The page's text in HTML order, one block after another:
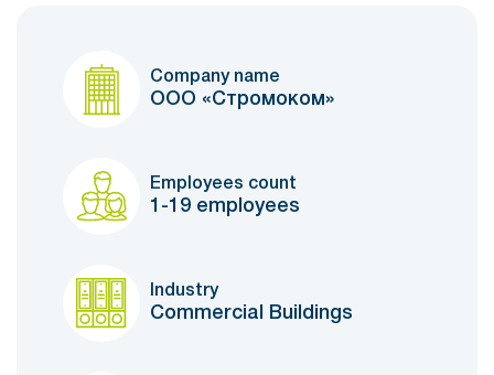
Company name
ООО «Стромоком»
Employees count
1-19 employees
Industry
Commercial Buildings